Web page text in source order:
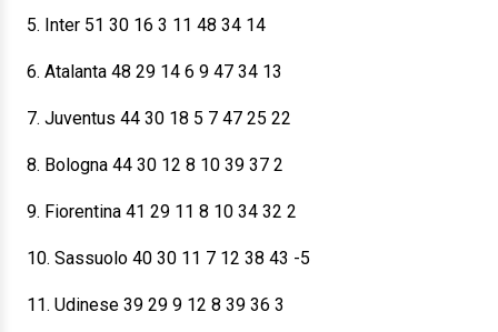
5. Inter 51 30 16 3 11 48 34 14
6. Atalanta 48 29 14 6 9 47 34 13
7. Juventus 44 30 18 5 7 47 25 22
8. Bologna 44 30 12 8 10 39 37 2
9. Fiorentina 41 29 11 8 10 34 32 2
10. Sassuolo 40 30 11 7 12 38 43 -5
11. Udinese 39 29 9 12 8 39 36 3